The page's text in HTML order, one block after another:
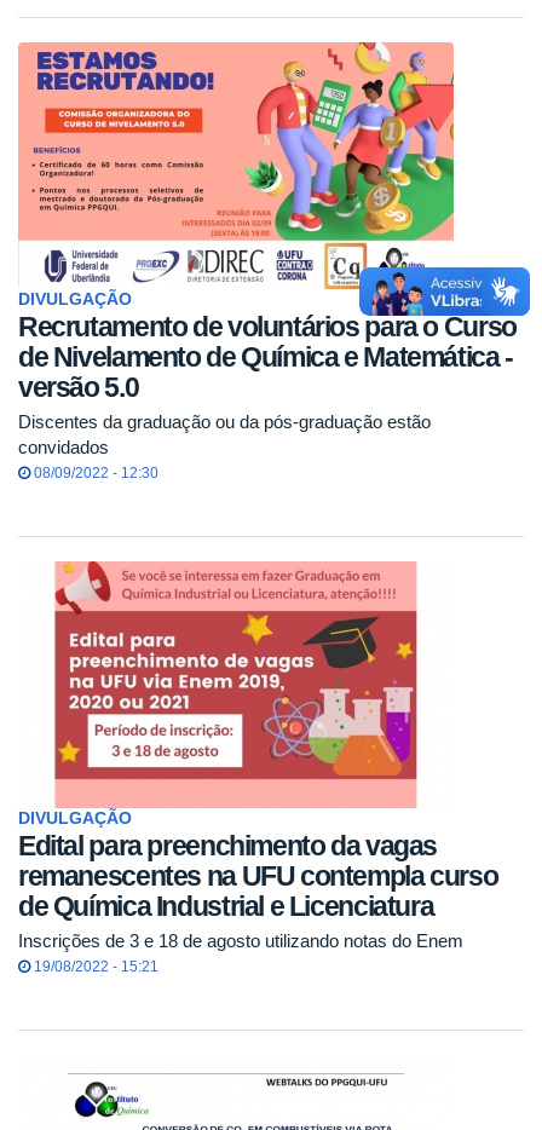
DIVULGAÇÃO
Recrutamento de voluntários para o Curso
de Nivelamento de Química e Matemática -
versão 5.0
Discentes da graduação ou da pós-graduação estão
convidados
08/09/2022 - 12:30
DIVULGAÇÃO
Edital para preenchimento da vagas
remanescentes na UFU contempla curso
de Química Industrial e Licenciatura
Inscrições de 3 e 18 de agosto utilizando notas do Enem
19/08/2022 - 15:21